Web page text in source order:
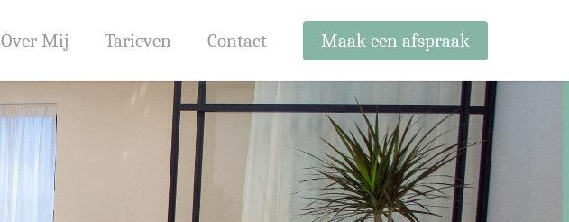
Over Mij Tarieven Contact Maak een afspraak